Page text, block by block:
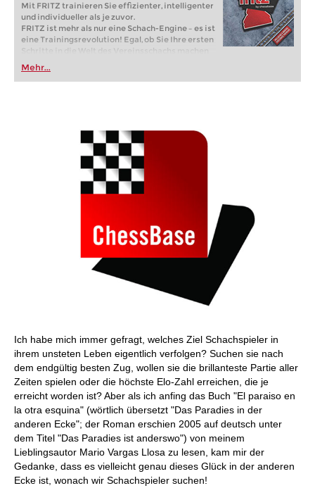
Mit FRITZ trainieren Sie effizienter, intelligenter
und individueller als je zuvor.
FRITZ ist mehr als nur eine Schach-Engine – es ist
eine Trainingsrevolution! Egal, ob Sie Ihre ersten
Schritte in die Welt des Vereinsschachs machen
oder bereits auf Turnierniveau spielen: Mit
FRITZ trainieren Sie effizienter, intelligenter und
individueller als je zuvor.
Mehr...
Ich habe mich immer gefragt, welches Ziel Schachspieler in
ihrem unsteten Leben eigentlich verfolgen? Suchen sie nach
dem endgültig besten Zug, wollen sie die brillanteste Partie aller
Zeiten spielen oder die höchste Elo-Zahl erreichen, die je
erreicht worden ist? Aber als ich anfing das Buch "El paraiso en
la otra esquina" (wörtlich übersetzt "Das Paradies in der
anderen Ecke"; der Roman erschien 2005 auf deutsch unter
dem Titel "Das Paradies ist anderswo") von meinem
Lieblingsautor Mario Vargas Llosa zu lesen, kam mir der
Gedanke, dass es vielleicht genau dieses Glück in der anderen
Ecke ist, wonach wir Schachspieler suchen!